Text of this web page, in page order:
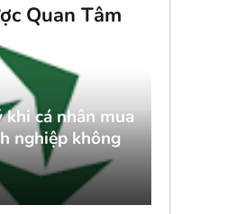
Quan Tâm
cá nhân mua
nghiệp không